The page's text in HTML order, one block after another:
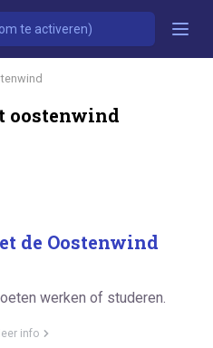
oostenwind
de Oostenwind
werken of studeren.
info